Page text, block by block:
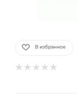
В избранное